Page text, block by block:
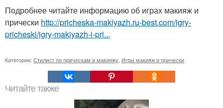
Подробнее читайте информацию об играх макияж и
прически http://pricheska-makiyazh.ru-best.com/igry-
pricheski/igry-makiyazh-i-pri...
Категории: Стилист по прическам и макияжу, Игры макияж и прически
Читайте также